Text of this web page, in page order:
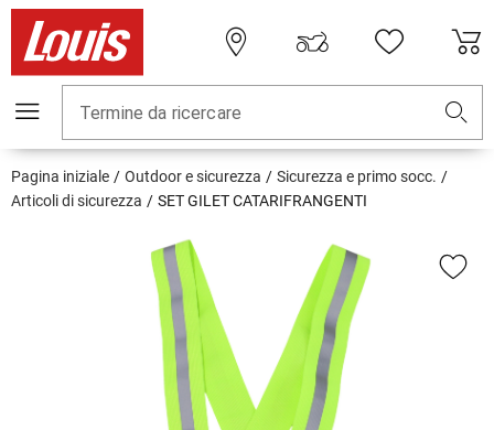
Termine da ricercare
Pagina iniziale Outdoor e sicurezza
Sicurezza e primo socc.
Articoli di sicurezza
SET GILET CATARIFRANGENTI